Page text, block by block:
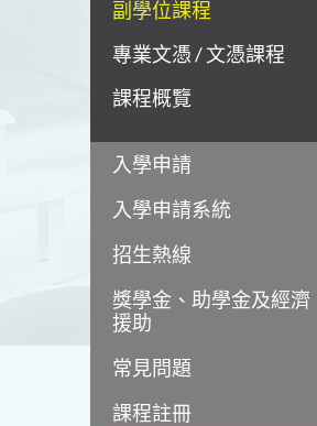
副學位課程
專業文憑 / 文憑課程
課程概覽
入學申請
入學申請系統
招生熱線
獎學金、助學金及經濟
援助
常見問題
課程註冊